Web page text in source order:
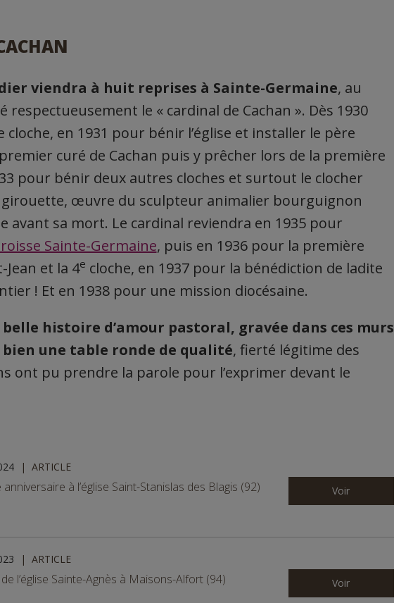
viendra à huit reprises à Sainte-Germaine, au
respectueusement le « cardinal de Cachan ». Dès 1930
en 1931 pour bénir l’église et installer le père
curé de Cachan puis y prêcher lors de la première
pour bénir deux autres cloches et surtout le clocher
girouette, œuvre du sculpteur animalier bourguignon
avant sa mort. Le cardinal reviendra en 1935 pour
Sainte-Germaine, puis en 1936 pour la première
Jean et la 4e cloche, en 1937 pour la bénédiction de ladite
! Et en 1938 pour une mission diocésaine.
histoire d’amour pastoral, gravée dans ces murs
bien une table ronde de qualité, fierté légitime des
ont pu prendre la parole pour l’exprimer devant le
ARTICLE
à l’église Saint-Stanislas des Blagis (92) Voir
ARTICLE
l’église Sainte-Agnès à Maisons-Alfort (94) Voir